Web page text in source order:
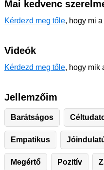
Mai kedvenc
Kérdezd meg tőle, hogy mi
Videók
Kérdezd meg tőle, hogy mik
Jellemzőim
Barátságos
Empatikus
Megértő Pozitív